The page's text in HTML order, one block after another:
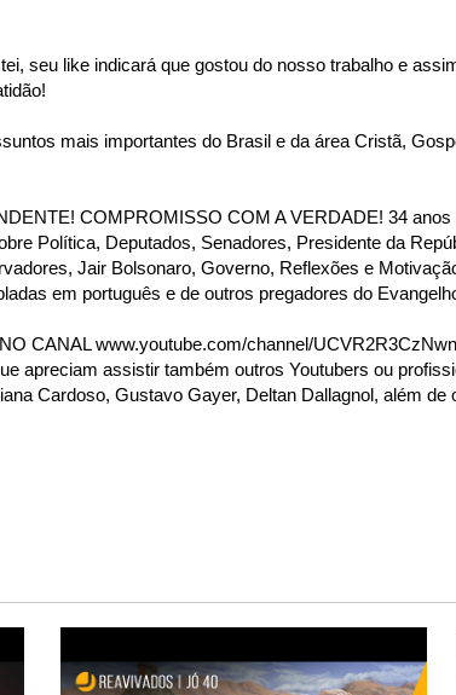
seu like indicará que gostou do nosso trabalho e
mais importantes do Brasil e da área Cristã,
COMPROMISSO COM A VERDADE! 34
Política, Deputados, Senadores, Presidente da
Jair Bolsonaro, Governo, Reflexões e
em português e de outros pregadores do
CANALwww.youtube.com/channel/
apreciam assistir também outros Youtubers ou
Cardoso, Gustavo Gayer, Deltan Dallagnol, além de